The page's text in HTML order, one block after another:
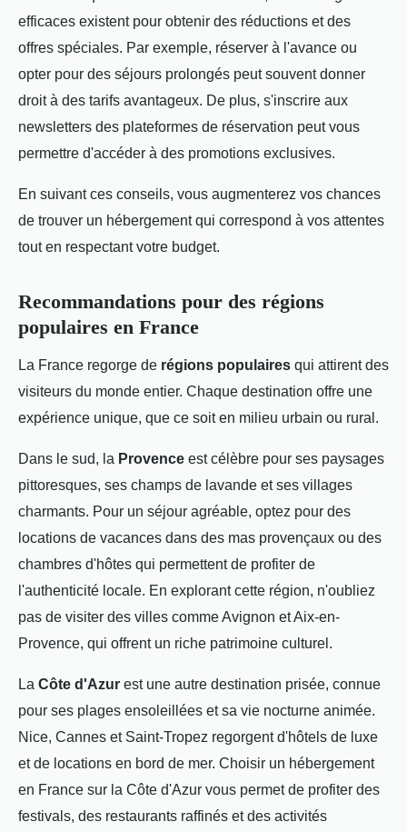
efficaces existent pour obtenir des réductions et des
offres spéciales. Par exemple, réserver à l'avance ou
opter pour des séjours prolongés peut souvent donner
droit à des tarifs avantageux. De plus, s'inscrire aux
newsletters des plateformes de réservation peut vous
permettre d'accéder à des promotions exclusives.
En suivant ces conseils, vous augmenterez vos chances
de trouver un hébergement qui correspond à vos attentes
tout en respectant votre budget.
Recommandations pour des régions
populaires en France
La France regorge de régions populaires qui attirent des
visiteurs du monde entier. Chaque destination offre une
expérience unique, que ce soit en milieu urbain ou rural.
Dans le sud, la Provence est célèbre pour ses paysages
pittoresques, ses champs de lavande et ses villages
charmants. Pour un séjour agréable, optez pour des
locations de vacances dans des mas provençaux ou des
chambres d'hôtes qui permettent de profiter de
l'authenticité locale. En explorant cette région, n'oubliez
pas de visiter des villes comme Avignon et Aix-en-
Provence, qui offrent un riche patrimoine culturel.
La Côte d'Azur est une autre destination prisée, connue
pour ses plages ensoleillées et sa vie nocturne animée.
Nice, Cannes et Saint-Tropez regorgent d'hôtels de luxe
et de locations en bord de mer. Choisir un hébergement
en France sur la Côte d'Azur vous permet de profiter des
festivals, des restaurants raffinés et des activités